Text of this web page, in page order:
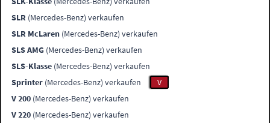
SLR (Mercedes-Benz) verkaufen
SLR McLaren (Mercedes-Benz) verkaufen
SLS AMG (Mercedes-Benz) verkaufen
SLS-Klasse (Mercedes-Benz) verkaufen
Sprinter (Mercedes-Benz) verkaufen
V
V 200 (Mercedes-Benz) verkaufen
V 220 (Mercedes-Benz) verkaufen